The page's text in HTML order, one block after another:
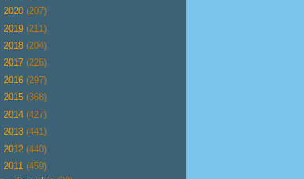
2020 (207)
2019 (211)
2018 (204)
2017 (226)
2016 (297)
2015 (368)
2014 (427)
2013 (441)
2012 (440)
2011 (459)